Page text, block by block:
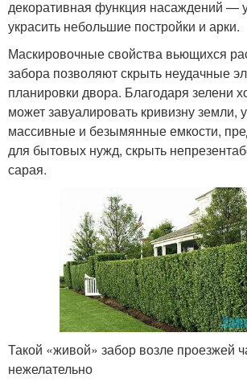
декоративная функция насаждений —
украсить небольшие постройки и арки.
Маскировочные свойства вьющихся
забора позволяют скрыть неудачные
планировки двора. Благодаря зелени
может завуалировать кривизну земли,
массивные и безымянные емкости,
для бытовых нужд, скрыть
сарая.
Такой «живой» забор возле проезжей
нежелательно